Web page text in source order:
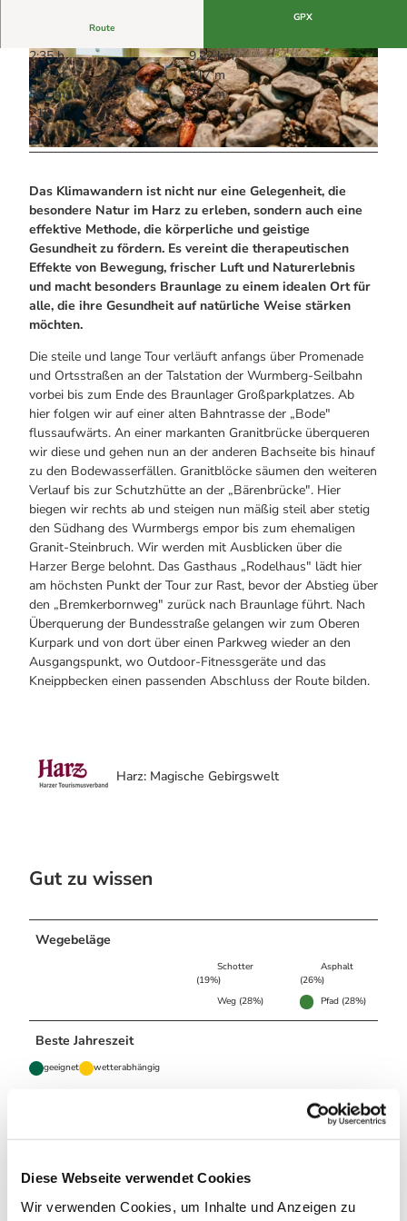
Diese Webseite verwendet Cookies
Wir verwenden Cookies, um Inhalte und Anzeigen zu
Noch lange nicht Schicht im Schacht
Die Eisflüsterer: Harzer Falken
Wanderführer Jörg Kühnhold
Webcams
Kulinarik
Einkaufen
Webcams
© Tobias Brabanski / NORDSTADTLICHT, Harz: Magische Gebirgswelt
© Tobias Brabanski / NORDSTADTLICHT, Harz:
Magische Gebirgswelt
© Tobias Brabanski / NORDSTADTLICHT, Harz:
Magische Gebirgswelt
Route
GPX
2:35 h
9,22 km
217 m
217 m
551 m
767 m
216 m
Das Klimawandern ist nicht nur eine Gelegenheit, die
besondere Natur im Harz zu erleben, sondern auch eine
effektive Methode, die körperliche und geistige
Gesundheit zu fördern. Es vereint die therapeutischen
Effekte von Bewegung, frischer Luft und Naturerlebnis
und macht besonders Braunlage zu einem idealen Ort für
alle, die ihre Gesundheit auf natürliche Weise stärken
möchten.
Die steile und lange Tour verläuft anfangs über Promenade
und Ortsstraßen an der Talstation der Wurmberg-Seilbahn
vorbei bis zum Ende des Braunlager Großparkplatzes. Ab
hier folgen wir auf einer alten Bahntrasse der „Bode"
flussaufwärts. An einer markanten Granitbrücke überqueren
wir diese und gehen nun an der anderen Bachseite bis hinauf
zu den Bodewasserfällen. Granitblöcke säumen den weiteren
Verlauf bis zur Schutzhütte an der „Bärenbrücke". Hier
biegen wir rechts ab und steigen nun mäßig steil aber stetig
den Südhang des Wurmbergs empor bis zum ehemaligen
Granit-Steinbruch. Wir werden mit Ausblicken über die
Harzer Berge belohnt. Das Gasthaus „Rodelhaus" lädt hier
am höchsten Punkt der Tour zur Rast, bevor der Abstieg über
den „Bremkerbornweg" zurück nach Braunlage führt. Nach
Überquerung der Bundesstraße gelangen wir zum Oberen
Kurpark und von dort über einen Parkweg wieder an den
Ausgangspunkt, wo Outdoor-Fitnessgeräte und das
Kneippbecken einen passenden Abschluss der Route bilden.
Harz: Magische Gebirgswelt
Gut zu wissen
Wegebeläge
Schotter
(19%)
Asphalt
(26%)
Weg (28%)
Pfad (28%)
Beste Jahreszeit
geeignet wetterabhängig
Jun Jul
Anreise & Parken